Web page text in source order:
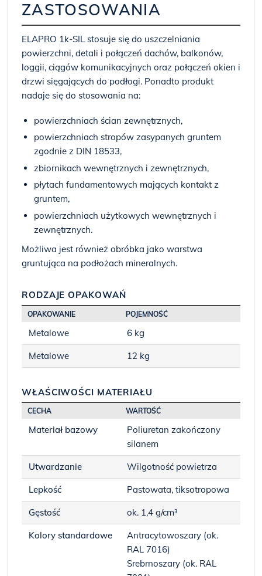
ZASTOSOWANIA
ELAPRO 1k-SIL stosuje się do uszczelniania
powierzchni, detali i połączeń dachów, balkonów,
loggii, ciągów komunikacyjnych oraz połączeń okien i
drzwi sięgających do podłogi. Ponadto produkt
nadaje się do stosowania na:
powierzchniach ścian zewnętrznych,
powierzchniach stropów zasypanych gruntem
zgodnie z DIN 18533,
zbiornikach wewnętrznych i zewnętrznych,
płytach fundamentowych mających kontakt z
gruntem,
powierzchniach użytkowych wewnętrznych i
zewnętrznych.
Możliwa jest również obróbka jako warstwa
gruntująca na podłożach mineralnych.
RODZAJE OPAKOWAŃ
OPAKOWANIE POJEMNOŚĆ
Metalowe 6 kg
Metalowe 12 kg
WŁAŚCIWOŚCI MATERIAŁU
CECHA WARTOŚĆ
Materiał bazowy
Poliuretan zakończony
silanem
Utwardzanie Wilgotność powietrza
Lepkość Pastowata, tiksotropowa
Gęstość ok. 1,4 g/cm³
Kolory standardowe
Antracytowoszary (ok.
RAL 7016)
Srebrnoszary (ok. RAL